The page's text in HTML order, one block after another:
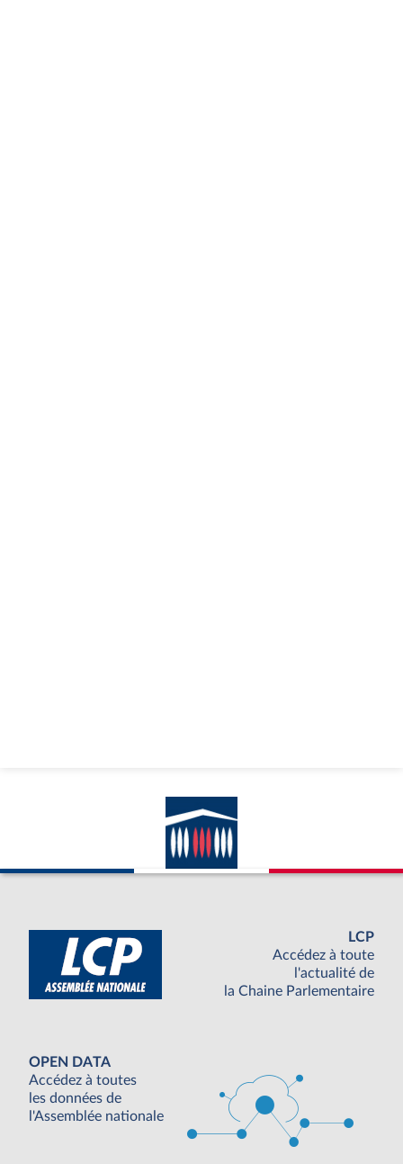
LCP
Accédez à toute
l'actualité de
la Chaine Parlementaire
OPEN DATA
Accédez à toutes
les données de
l'Assemblée nationale